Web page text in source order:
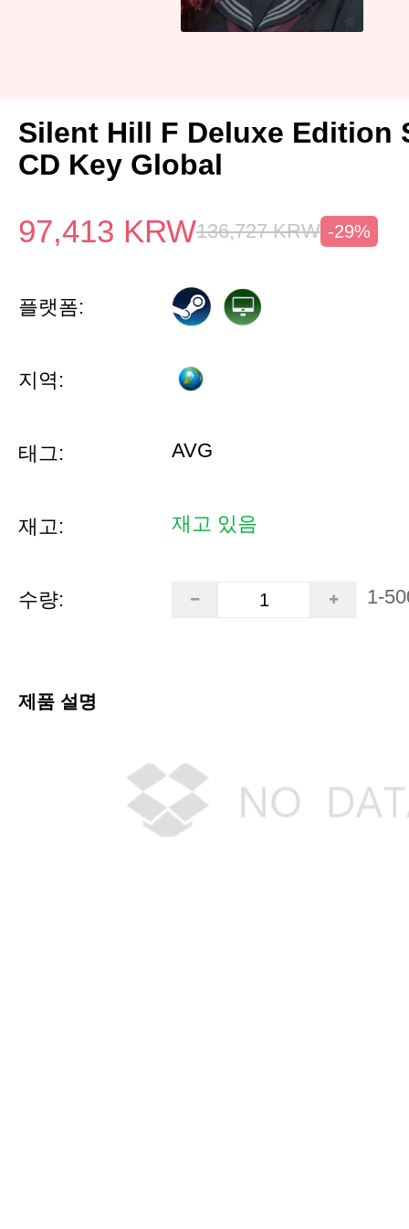
Silent Hill F Deluxe Edition
CD Key Global
97,413 KRW136,727 KRW -29%
플랫폼:
지역:
태그: AVG
재고: 재고 있음
수량: 1-
제품 설명